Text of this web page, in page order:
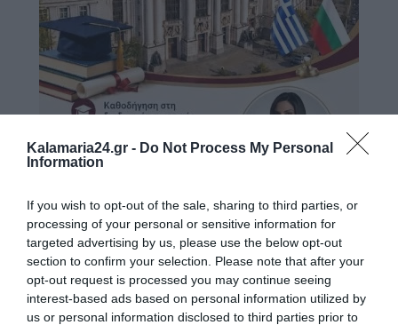
Kalamaria24.gr - Do Not Process My Personal
Information
If you wish to opt-out of the sale, sharing to third parties, or
processing of your personal or sensitive information for
targeted advertising by us, please use the below opt-out
section to confirm your selection. Please note that after your
opt-out request is processed you may continue seeing
interest-based ads based on personal information utilized by
us or personal information disclosed to third parties prior to